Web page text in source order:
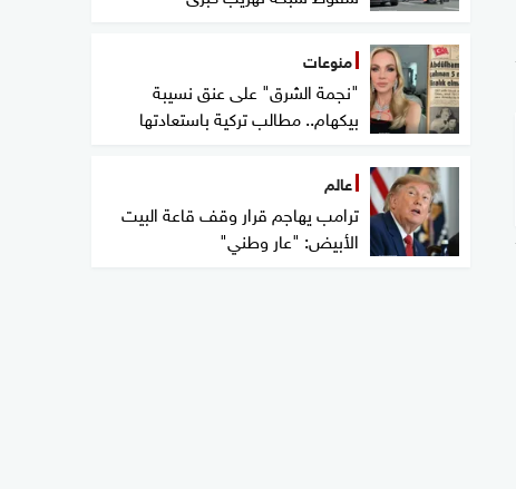
منوعات
"نجمة الشرق" على عنق نسيبة
بيكهام.. مطالب تركية باستعادتها
عالم
ترامب يهاجم قرار وقف قاعة البيت
الأبيض: "عار وطني"